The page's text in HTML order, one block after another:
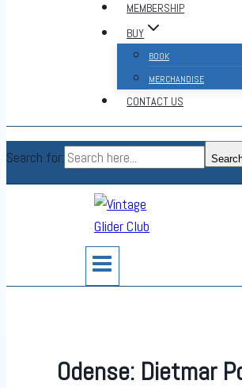
MEMBERSHIP
BUY
BOOK
MERCHANDISE
CONTACT US
Search for:
Odense: Dietmar